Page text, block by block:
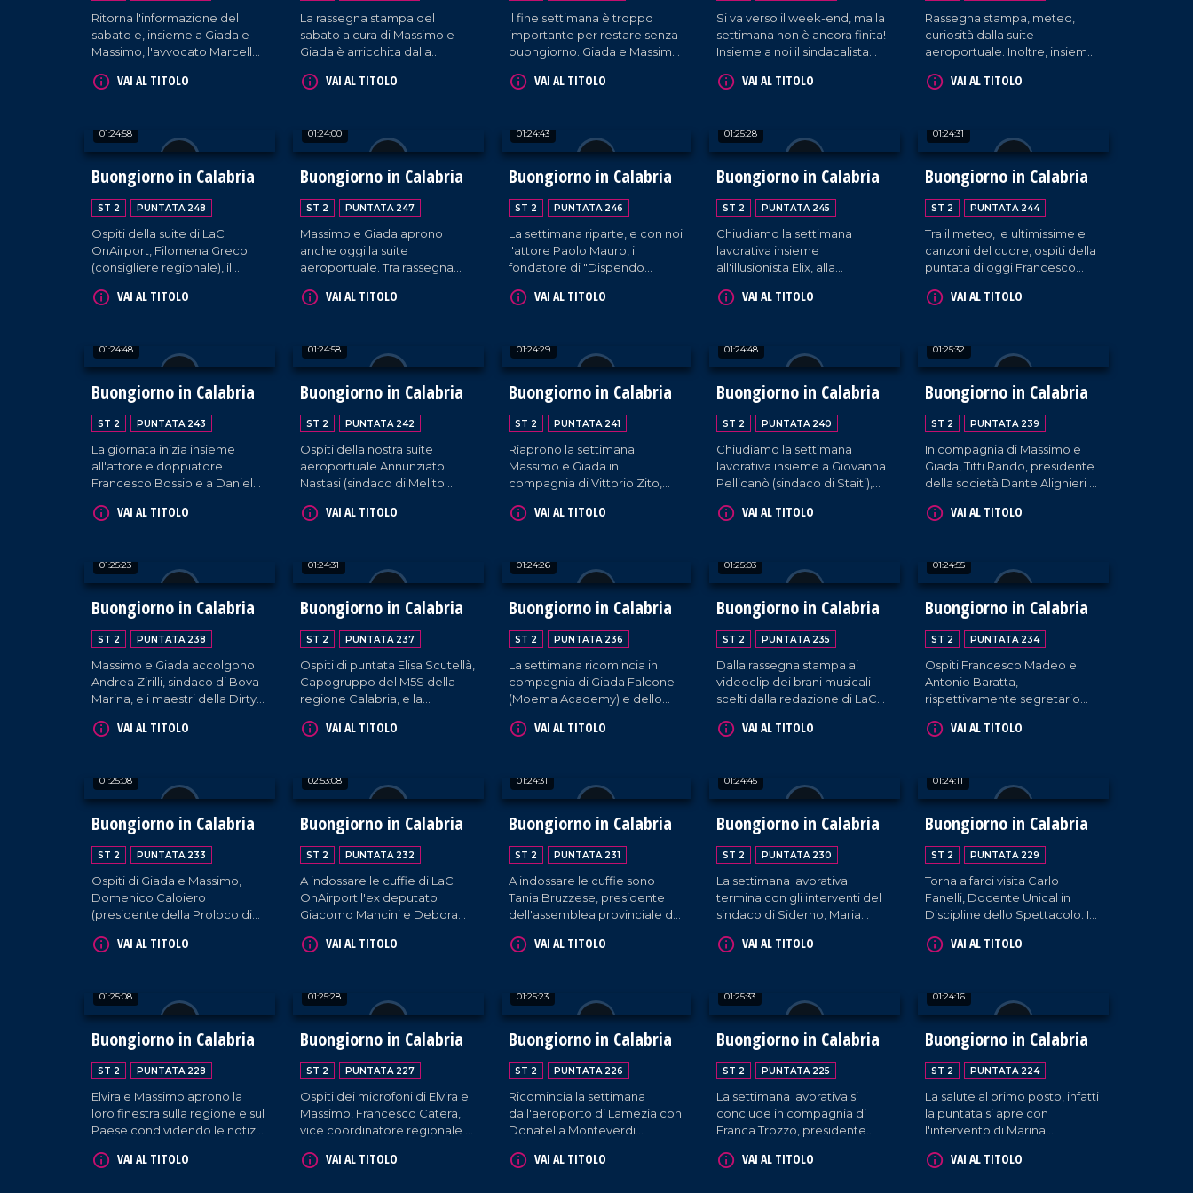
Ritorna l'informazione del
sabato e, insieme a Giada e
Massimo, l'avvocato Marcello
Frascino e Azzurra D'Atri e la
VAI AL TITOLO
La rassegna stampa del
sabato a cura di Massimo e
Giada è arricchita dalla
Rosamaria Aquino e di don
Saving Humans").
Intervengono, inoltre, la
content creator Noemi
Spinetti e il mentalista Mattia
Di Pace.
VAI AL TITOLO
Il fine settimana è troppo
importante per restare senza
buongiorno. Giada e Massimo
aeroportuale ogni sabato.
del sindaco di Reggio Calabria
Mimmo Battaglia e di
Gaetano Moraca, giornalista e
ideatore del Festival del
Lamento.
VAI AL TITOLO
Si va verso il week-end, ma la
settimana non è ancora finita!
Insieme a noi il sindacalista
l'imprenditore Enzo Serra e
VAI AL TITOLO
Rassegna stampa, meteo,
curiosità dalla suite
aeroportuale. Inoltre, insieme
Rende (consigliere comunale
Paolo Paviglianiti.
VAI AL TITOLO
01:24:58
Buongiorno in Calabria
ST 2 PUNTATA 248
Ospiti della suite di LaC
OnAirport, Filomena Greco
(consigliere regionale), il
film-maker Andrea Bonanno.
VAI AL TITOLO
01:24:00
Buongiorno in Calabria
ST 2 PUNTATA 247
Massimo e Giada aprono
anche oggi la suite
aeroportuale. Tra rassegna
presidente della Camera
Viscomi, sostituto procuratore
della Repubblica a Catanzaro
e Presidente nazionale
dell'area DG; la cantante
Fabrizia Dragone.
VAI AL TITOLO
01:24:43
Buongiorno in Calabria
ST 2 PUNTATA 246
La settimana riparte, e con noi
l'attore Paolo Mauro, il
fondatore di "Dispendo
Carè e l'avvocato Francesco
VAI AL TITOLO
01:25:28
Buongiorno in Calabria
ST 2 PUNTATA 245
Chiudiamo la settimana
lavorativa insieme
all'illusionista Elix, alla
Giovanni Buscema e Simona
VAI AL TITOLO
01:24:31
Buongiorno in Calabria
ST 2 PUNTATA 244
Tra il meteo, le ultimissime e
canzoni del cuore, ospiti della
puntata di oggi Francesco
consiglio comunale di Rende)
Giò.
VAI AL TITOLO
01:24:48
Buongiorno in Calabria
ST 2 PUNTATA 243
La giornata inizia insieme
all'attore e doppiatore
Francesco Bossio e a Daniele
D'Epiro. In compagnia di
d'orchestra di Sanremo.
VAI AL TITOLO
01:24:58
Buongiorno in Calabria
ST 2 PUNTATA 242
Ospiti della nostra suite
aeroportuale Annunziato
Nastasi (sindaco di Melito
Chiara Montalto.
VAI AL TITOLO
01:24:29
Buongiorno in Calabria
ST 2 PUNTATA 241
Riaprono la settimana
Massimo e Giada in
compagnia di Vittorio Zito,
del sassofonista Francesco
VAI AL TITOLO
01:24:48
Buongiorno in Calabria
ST 2 PUNTATA 240
Chiudiamo la settimana
lavorativa insieme a Giovanna
Pellicanò (sindaco di Staiti),
Fabio Colica (Magna Grecia
non perdere.
VAI AL TITOLO
01:25:32
Buongiorno in Calabria
ST 2 PUNTATA 239
In compagnia di Massimo e
Giada, Titti Rando, presidente
della società Dante Alighieri di
Malizia.VAI AL TITOLO
01:25:23
Buongiorno in Calabria
ST 2 PUNTATA 238
Massimo e Giada accolgono
Andrea Zirilli, sindaco di Bova
Marina, e i maestri della Dirty
Ilaria Renne. Ospite anche il
VAI AL TITOLO
01:24:31
Buongiorno in Calabria
ST 2 PUNTATA 237
Ospiti di puntata Elisa Scutellà,
Capogruppo del M5S della
regione Calabria, e la
sempre, una panoramica sulle
VAI AL TITOLO
01:24:26
Buongiorno in Calabria
ST 2 PUNTATA 236
La settimana ricomincia in
compagnia di Giada Falcone
(Moema Academy) e dello
Salituro.VAI AL TITOLO
01:25:03
Buongiorno in Calabria
ST 2 PUNTATA 235
Dalla rassegna stampa ai
videoclip dei brani musicali
scelti dalla redazione di LaC
arricchita dalla presenza dei
Viola e Luigi Viola,
rispettivamente responsabile
commerciale e titolare di
Cantine Viola.
VAI AL TITOLO
01:24:55
Buongiorno in Calabria
ST 2 PUNTATA 234
Ospiti Francesco Madeo e
Antonio Baratta,
rispettivamente segretario
Camera del Lavoro CGIL di
collegati per testimoniare
l'assemblea permanente
contro l'isolamento del paese
dal crollo del ponte. Spazio
anche al cantautore Giuseppe
Medaglia.
VAI AL TITOLO
01:25:08
Buongiorno in Calabria
ST 2 PUNTATA 233
Ospiti di Giada e Massimo,
Domenico Caloiero
(presidente della Proloco di
Cardamone (vicesindaco e
VAI AL TITOLO
02:53:08
Buongiorno in Calabria
ST 2 PUNTATA 232
A indossare le cuffie di LaC
OnAirport l'ex deputato
Giacomo Mancini e Debora
in corso).VAI AL TITOLO
01:24:31
Buongiorno in Calabria
ST 2 PUNTATA 231
A indossare le cuffie sono
Tania Bruzzese, presidente
dell'assemblea provinciale del
cantante Christian Antonio
VAI AL TITOLO
01:24:45
Buongiorno in Calabria
ST 2 PUNTATA 230
La settimana lavorativa
termina con gli interventi del
sindaco di Siderno, Maria
Francesco Lo Giudice,
VAI AL TITOLO
01:24:11
Buongiorno in Calabria
ST 2 PUNTATA 229
Torna a farci visita Carlo
Fanelli, Docente Unical in
Discipline dello Spettacolo. In
Sindaco di Crotone e
Show Dance Academy.
VAI AL TITOLO
01:25:08
Buongiorno in Calabria
ST 2 PUNTATA 228
Elvira e Massimo aprono la
loro finestra sulla regione e sul
Paese condividendo le notizie
compagnia, l'assessore al
VAI AL TITOLO
01:25:28
Buongiorno in Calabria
ST 2 PUNTATA 227
Ospiti dei microfoni di Elvira e
Massimo, Francesco Catera,
vice coordinatore regionale di
e Francesco De Luca,
VAI AL TITOLO
01:25:23
Buongiorno in Calabria
ST 2 PUNTATA 226
Ricomincia la settimana
dall'aeroporto di Lamezia con
Donatella Monteverdi
Catanzaro con delega alla
VAI AL TITOLO
01:25:33
Buongiorno in Calabria
ST 2 PUNTATA 225
La settimana lavorativa si
conclude in compagnia di
Franca Trozzo, presidente
Tessile, e della fashion
VAI AL TITOLO
01:24:16
Buongiorno in Calabria
ST 2 PUNTATA 224
La salute al primo posto, infatti
la puntata si apre con
l'intervento di Marina
Comitato Salute di Polistena,
VAI AL TITOLO